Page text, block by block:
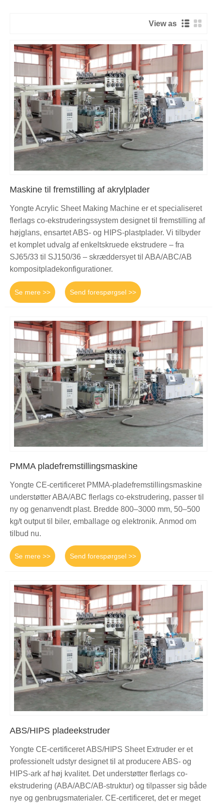
View as
Maskine til fremstilling af akrylplader
Yongte Acrylic Sheet Making Machine er et specialiseret
flerlags co-ekstruderingssystem designet til fremstilling af
højglans, ensartet ABS- og HIPS-plastplader. Vi tilbyder
et komplet udvalg af enkeltskruede ekstrudere – fra
SJ65/33 til SJ150/36 – skræddersyet til ABA/ABC/AB
kompositpladekonfigurationer.
Se mere >> Send forespørgsel >>
PMMA pladefremstillingsmaskine
Yongte CE-certificeret PMMA-pladefremstillingsmaskine
understøtter ABA/ABC flerlags co-ekstrudering, passer til
ny og genanvendt plast. Bredde 800–3000 mm, 50–500
kg/t output til biler, emballage og elektronik. Anmod om
tilbud nu.
Se mere >> Send forespørgsel >>
ABS/HIPS pladeekstruder
Yongte CE-certificeret ABS/HIPS Sheet Extruder er et
professionelt udstyr designet til at producere ABS- og
HIPS-ark af høj kvalitet. Det understøtter flerlags co-
ekstrudering (ABA/ABC/AB-struktur) og tilpasser sig både
nye og genbrugsmaterialer. CE-certificeret, det er meget